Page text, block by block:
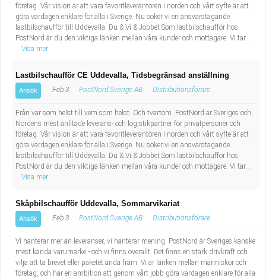
företag. Vår vision är att vara favoritleverantören i norden och vårt syfte är att
göra vardagen enklare för alla i Sverige. Nu söker vi en ansvarstagande
lastbilschaufför till Uddevalla. Du & Vi & Jobbet Som lastbilschaufför hos
PostNord är du den viktiga länken mellan våra kunder och mottagare. Vi tar...
Visa mer
Lastbilschaufför CE Uddevalla, Tidsbegränsad anställning
Ansök Feb 3 PostNord Sverige AB Distributionsförare
Från var som helst till vem som helst. Och tvärtom. PostNord är Sveriges och
Nordens mest anlitade leverans- och logistikpartner för privatpersoner och
företag. Vår vision är att vara favoritleverantören i norden och vårt syfte är att
göra vardagen enklare för alla i Sverige. Nu söker vi en ansvarstagande
lastbilschaufför till Uddevalla. Du & Vi & Jobbet Som lastbilschaufför hos
PostNord är du den viktiga länken mellan våra kunder och mottagare. Vi tar...
Visa mer
Skåpbilschaufför Uddevalla, Sommarvikariat
Ansök Feb 3 PostNord Sverige AB Distributionsförare
Vi hanterar mer än leveranser, vi hanterar mening. PostNord är Sveriges kanske
mest kända varumärke - och vi finns överallt. Det finns en stark drivkraft och
vilja att ta brevet eller paketet ända fram. Vi är länken mellan människor och
företag, och har en ambition att genom vårt jobb göra vardagen enklare för alla